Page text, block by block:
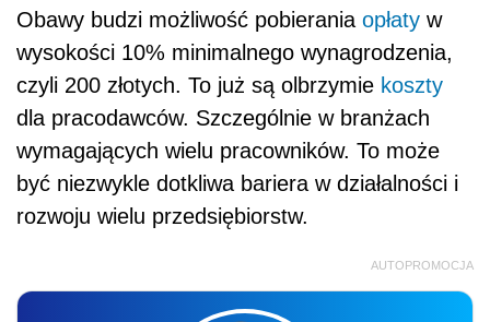
Obawy budzi możliwość pobierania opłaty w
wysokości 10% minimalnego wynagrodzenia,
czyli 200 złotych. To już są olbrzymie koszty
dla pracodawców. Szczególnie w branżach
wymagających wielu pracowników. To może
być niezwykle dotkliwa bariera w działalności i
rozwoju wielu przedsiębiorstw.
AUTOPROMOCJA